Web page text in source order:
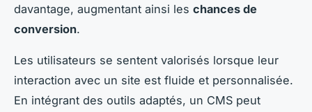
davantage, augmentant ainsi les chances de
conversion.
Les utilisateurs se sentent valorisés lorsque leur
interaction avec un site est fluide et personnalisée.
En intégrant des outils adaptés, un CMS peut